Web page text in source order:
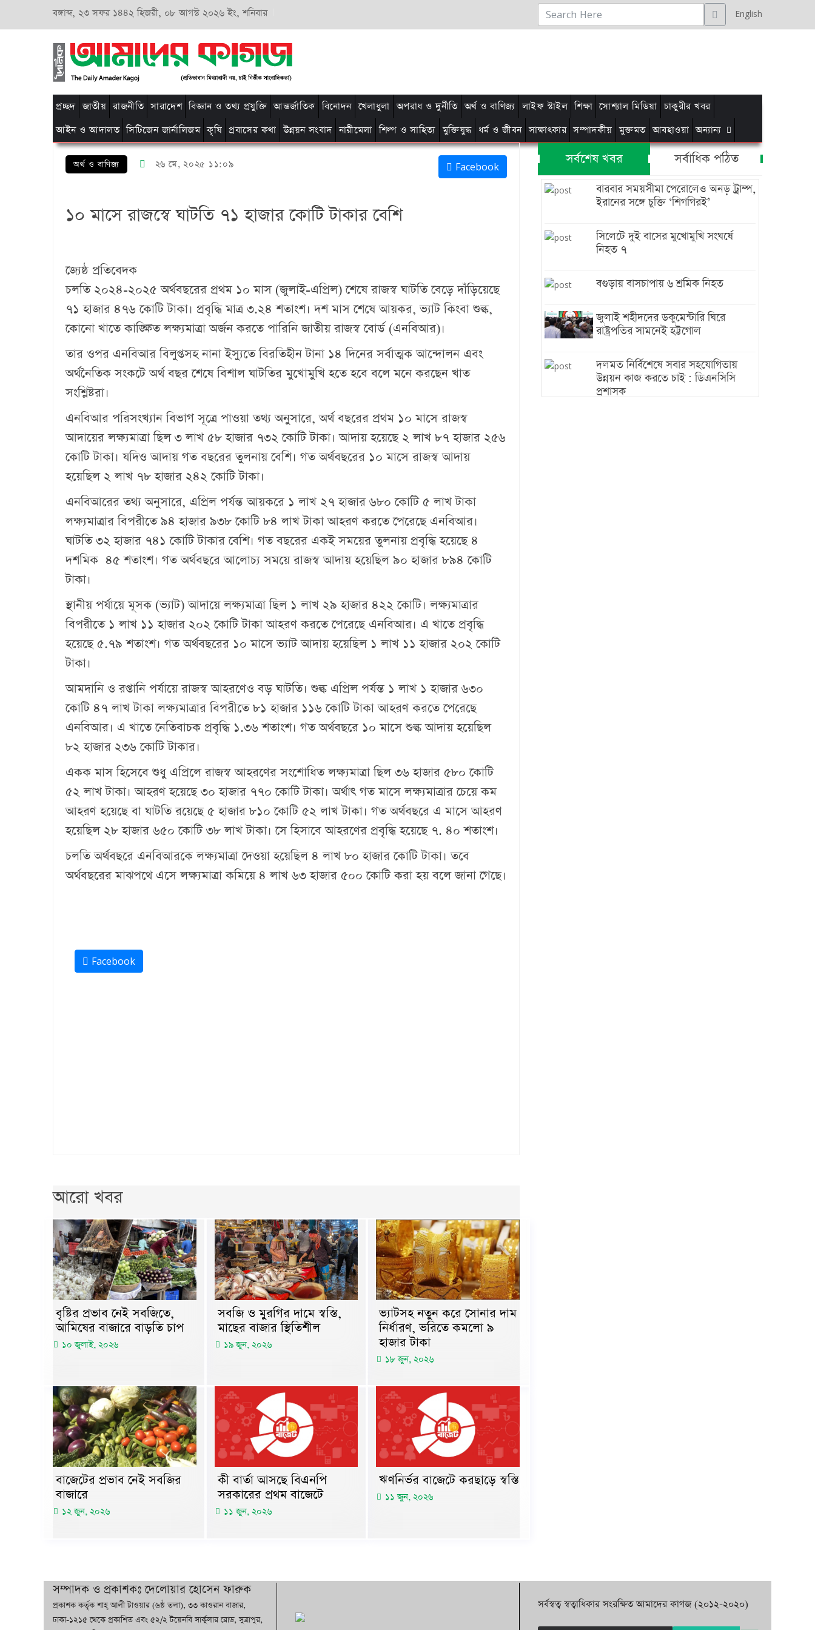
বঙ্গাব্দ, ২৩ সফর ১৪৪২ হিজরী, ০৮ আগস্ট ২০২৬ ইং, শনিবার English
প্রচ্ছদ জাতীয় রাজনীতি সারাদেশ বিজ্ঞান ও তথ্য প্রযুক্তি আন্তর্জাতিক বিনোদন খেলাধুলা অপরাধ ও দুর্নীতি অর্থ ও বাণিজ্য লাইফ স্টাইল শিক্ষা সোশ্যাল মিডিয়া চাকুরীর খবর
আইন ও আদালত সিটিজেন জার্নালিজম কৃষি প্রবাসের কথা উন্নয়ন সংবাদ নারীমেলা শিল্প ও সাহিত্য মুক্তিযুদ্ধ ধর্ম ও জীবন সাক্ষাৎকার সম্পাদকীয় মুক্তমত আবহাওয়া অন্যান্য
অর্থ ও বাণিজ্য ২৬ মে, ২০২৫ ১১:০৯ Facebook
১০ মাসে রাজস্বে ঘাটতি ৭১ হাজার কোটি টাকার বেশি
জ্যেষ্ঠ প্রতিবেদক
চলতি ২০২৪-২০২৫ অর্থবছরের প্রথম ১০ মাস (জুলাই-এপ্রিল) শেষে রাজস্ব ঘাটতি বেড়ে দাঁড়িয়েছে
৭১ হাজার ৪৭৬ কোটি টাকা। প্রবৃদ্ধি মাত্র ৩.২৪ শতাংশ। দশ মাস শেষে আয়কর, ভ্যাট কিংবা শুল্ক,
কোনো খাতে কাঙ্ক্ষিত লক্ষ্যমাত্রা অর্জন করতে পারিনি জাতীয় রাজস্ব বোর্ড (এনবিআর)।
তার ওপর এনবিআর বিলুপ্তসহ নানা ইস্যুতে বিরতিহীন টানা ১৪ দিনের সর্বাত্মক আন্দোলন এবং
অর্থনৈতিক সংকটে অর্থ বছর শেষে বিশাল ঘাটতির মুখোমুখি হতে হবে বলে মনে করছেন খাত
সংশ্লিষ্টরা।
এনবিআর পরিসংখ্যান বিভাগ সূত্রে পাওয়া তথ্য অনুসারে, অর্থ বছরের প্রথম ১০ মাসে রাজস্ব
আদায়ের লক্ষ্যমাত্রা ছিল ৩ লাখ ৫৮ হাজার ৭৩২ কোটি টাকা। আদায় হয়েছে ২ লাখ ৮৭ হাজার ২৫৬
কোটি টাকা। যদিও আদায় গত বছরের তুলনায় বেশি। গত অর্থবছরের ১০ মাসে রাজস্ব আদায়
হয়েছিল ২ লাখ ৭৮ হাজার ২৪২ কোটি টাকা।
এনবিআরের তথ্য অনুসারে, এপ্রিল পর্যন্ত আয়করে ১ লাখ ২৭ হাজার ৬৮০ কোটি ৫ লাখ টাকা
লক্ষ্যমাত্রার বিপরীতে ৯৪ হাজার ৯৩৮ কোটি ৮৪ লাখ টাকা আহরণ করতে পেরেছে এনবিআর।
ঘাটতি ৩২ হাজার ৭৪১ কোটি টাকার বেশি। গত বছরের একই সময়ের তুলনায় প্রবৃদ্ধি হয়েছে ৪
দশমিক ৪৫ শতাংশ। গত অর্থবছরে আলোচ্য সময়ে রাজস্ব আদায় হয়েছিল ৯০ হাজার ৮৯৪ কোটি
টাকা।
স্থানীয় পর্যায়ে মূসক (ভ্যাট) আদায়ে লক্ষ্যমাত্রা ছিল ১ লাখ ২৯ হাজার ৪২২ কোটি। লক্ষ্যমাত্রার
বিপরীতে ১ লাখ ১১ হাজার ২০২ কোটি টাকা আহরণ করতে পেরেছে এনবিআর। এ খাতে প্রবৃদ্ধি
হয়েছে ৫.৭৯ শতাংশ। গত অর্থবছরের ১০ মাসে ভ্যাট আদায় হয়েছিল ১ লাখ ১১ হাজার ২০২ কোটি
টাকা।
আমদানি ও রপ্তানি পর্যায়ে রাজস্ব আহরণেও বড় ঘাটতি। শুল্ক এপ্রিল পর্যন্ত ১ লাখ ১ হাজার ৬৩০
কোটি ৪৭ লাখ টাকা লক্ষ্যমাত্রার বিপরীতে ৮১ হাজার ১১৬ কোটি টাকা আহরণ করতে পেরেছে
এনবিআর। এ খাতে নেতিবাচক প্রবৃদ্ধি ১.৩৬ শতাংশ। গত অর্থবছরে ১০ মাসে শুল্ক আদায় হয়েছিল
৮২ হাজার ২৩৬ কোটি টাকার।
একক মাস হিসেবে শুধু এপ্রিলে রাজস্ব আহরণের সংশোধিত লক্ষ্যমাত্রা ছিল ৩৬ হাজার ৫৮০ কোটি
৫২ লাখ টাকা। আহরণ হয়েছে ৩০ হাজার ৭৭০ কোটি টাকা। অর্থাৎ গত মাসে লক্ষ্যমাত্রার চেয়ে কম
আহরণ হয়েছে বা ঘাটতি রয়েছে ৫ হাজার ৮১০ কোটি ৫২ লাখ টাকা। গত অর্থবছরে এ মাসে আহরণ
হয়েছিল ২৮ হাজার ৬৫০ কোটি ৩৮ লাখ টাকা। সে হিসাবে আহরণের প্রবৃদ্ধি হয়েছে ৭. ৪০ শতাংশ।
চলতি অর্থবছরে এনবিআরকে লক্ষ্যমাত্রা দেওয়া হয়েছিল ৪ লাখ ৮০ হাজার কোটি টাকা। তবে
অর্থবছরের মাঝপথে এসে লক্ষ্যমাত্রা কমিয়ে ৪ লাখ ৬৩ হাজার ৫০০ কোটি করা হয় বলে জানা গেছে।
Facebook
আরো খবর
বৃষ্টির প্রভাব নেই সবজিতে,
আমিষের বাজারে বাড়তি চাপ
১০ জুলাই, ২০২৬
সবজি ও মুরগির দামে স্বস্তি,
মাছের বাজার স্থিতিশীল
১৯ জুন, ২০২৬
ভ্যাটসহ নতুন করে সোনার দাম
নির্ধারণ, ভরিতে কমলো ৯
হাজার টাকা
১৮ জুন, ২০২৬
বাজেটের প্রভাব নেই সবজির
বাজারে
১২ জুন, ২০২৬
কী বার্তা আসছে বিএনপি
সরকারের প্রথম বাজেটে
১১ জুন, ২০২৬
ঋণনির্ভর বাজেটে করছাড়ে স্বস্তি
১১ জুন, ২০২৬
সর্বশেষ খবর সর্বাধিক পঠিত
বারবার সময়সীমা পেরোলেও অনড় ট্রাম্প,
ইরানের সঙ্গে চুক্তি ‘শিগগিরই’
সিলেটে দুই বাসের মুখোমুখি সংঘর্ষে
নিহত ৭
বগুড়ায় বাসচাপায় ৬ শ্রমিক নিহত
জুলাই শহীদদের ডকুমেন্টারি ঘিরে
রাষ্ট্রপতির সামনেই হট্টগোল
দলমত নির্বিশেষে সবার সহযোগিতায়
উন্নয়ন কাজ করতে চাই : ডিএনসিসি
প্রশাসক
সম্পাদক ও প্রকাশকঃ দেলোয়ার হোসেন ফারুক
প্রকাশক কর্তৃক শাহ্ আলী টাওয়ার (৬ষ্ঠ তলা), ৩৩ কাওরান বাজার,
ঢাকা-১২১৫ থেকে প্রকাশিত এবং ৫২/২ টয়েনবি সার্কুলার রোড, সুত্রাপুর,
সর্বস্বত্ব স্বত্বাধিকার সংরক্ষিত আমাদের কাগজ (২০১২-২০২০)